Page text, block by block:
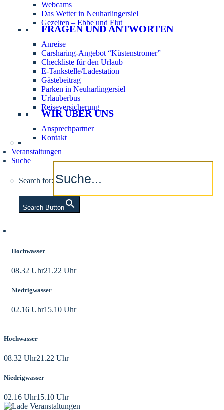
Webcams
Das Wetter in Neuharlingersiel
Gezeiten – Ebbe und Flut
FRAGEN UND ANTWORTEN
Anreise
Carsharing-Angebot “Küstenstromer”
Checkliste für den Urlaub
E-Tankstelle/Ladestation
Gästebeitrag
Parken in Neuharlingersiel
Urlauberbus
Reiseversicherung
WIR ÜBER UNS
Ansprechpartner
Kontakt
Veranstaltungen
Suche
Search for:
Search Button
Hochwasser
08.32 Uhr21.22 Uhr
Niedrigwasser
02.16 Uhr15.10 Uhr
Hochwasser
08.32 Uhr21.22 Uhr
Niedrigwasser
02.16 Uhr15.10 Uhr